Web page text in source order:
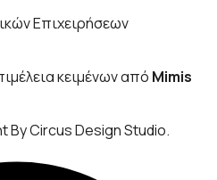
Επιχειρήσεων
κειμένων από Mimis
By Circus Design Studio.